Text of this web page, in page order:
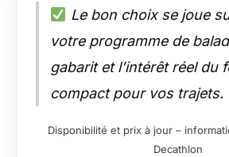
Le bon choix se joue
votre programme de
gabarit et l’intérêt réel du
compact pour vos trajets.
Disponibilité et prix à jour –
Decathlon